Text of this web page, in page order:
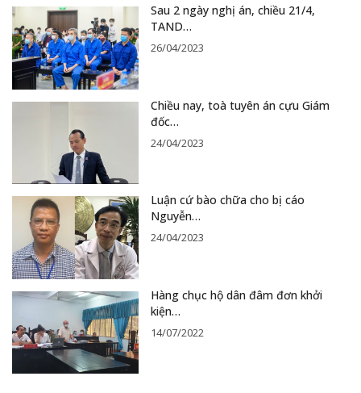
Sau 2 ngày nghị án, chiều 21/4,
TAND…
26/04/2023
Chiều nay, toà tuyên án cựu Giám
đốc…
24/04/2023
Luận cứ bào chữa cho bị cáo
Nguyễn…
24/04/2023
Hàng chục hộ dân đâm đơn khởi
kiện…
14/07/2022